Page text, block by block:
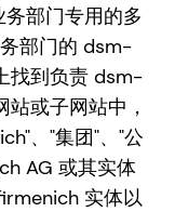
部门专用的多
部门的 dsm-
找到负责 dsm-
或子网站中，
、"集团"、"公
AG 或其实体
实体以